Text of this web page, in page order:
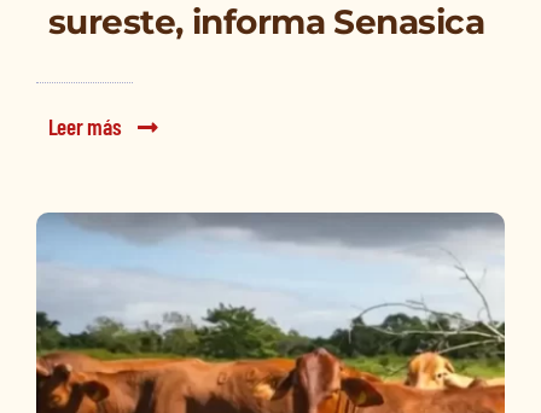
sureste, informa Senasica
Leer más